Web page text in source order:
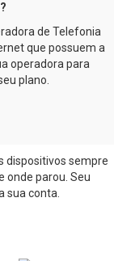
de Telefonia
que possuem a
operadora para
plano.
dispositivos sempre
onde parou. Seu
sua conta.